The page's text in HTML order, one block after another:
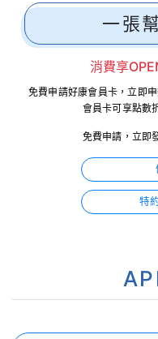
一張
消費享
免費申請好康會員卡，立即
會員卡可享點數
免費申請，立即
特